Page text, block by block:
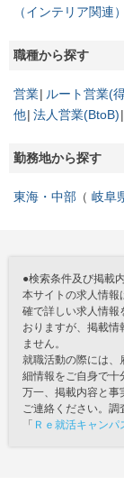
（インテリア関連）
職種から探す
営業 ルート営業(
他 法人営業(BtoB)
勤務地から探す
東海・中部 岐阜
●検索条件及び掲載
本サイトの求人情報
確で詳しい求人情報
おりますが、掲載情
ません。
就職活動の際には、
細情報をご自身で十
万一、掲載内容と事
ご連絡ください。調
「 Ｒｅ就活キャン